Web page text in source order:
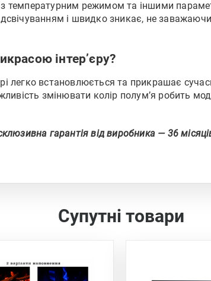
температурним режимом та іншими
і швидко зникає, не
інтер’єру?
легко встановлюється та прикрашає
змінювати колір полум’я робить
гарантія від виробника — 36
Супутні товари